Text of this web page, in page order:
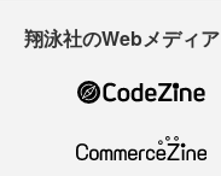
翔泳社のWebメディア